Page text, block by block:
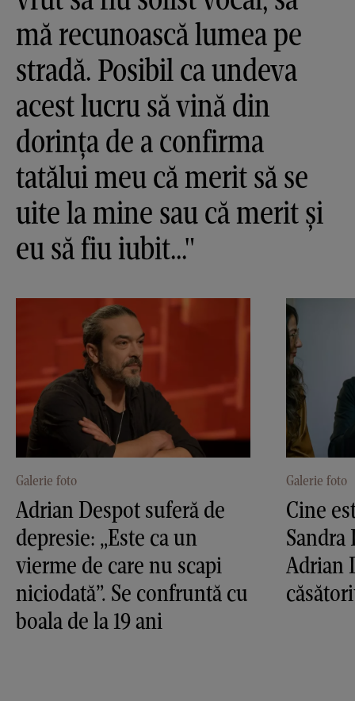
mă recunoască lumea pe
stradă. Posibil ca undeva
acest lucru să vină din
dorința de a confirma
tatălui meu că merit să se
uite la mine sau că merit și
eu să fiu iubit..."
Galerie foto
Adrian Despot suferă de
depresie: „Este ca un
vierme de care nu scapi
niciodată”. Se confruntă cu
boala de la 19 ani
Galerie foto
Cine
Adrian